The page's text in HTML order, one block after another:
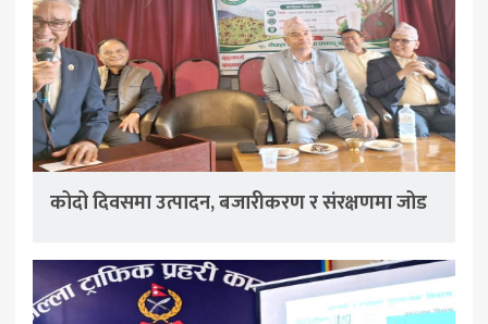
कोदो दिवसमा उत्पादन, बजारीकरण र संरक्षणमा जोड